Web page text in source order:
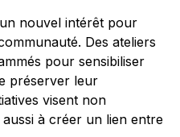
nouvel intérêt pour
Des ateliers
pour sensibiliser
préserver leur
visent non
à créer un lien entre